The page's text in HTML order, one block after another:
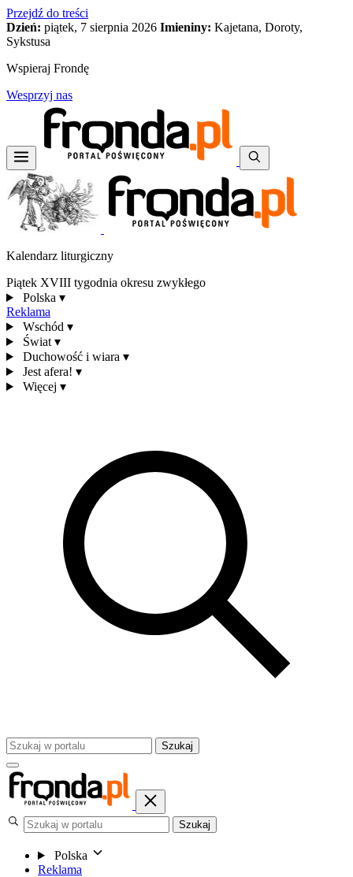
Przejdź do treści
Dzień: piątek, 7 sierpnia 2026 Imieniny: Kajetana, Doroty,
Sykstusa
Wspieraj Frondę
Wesprzyj nas
Kalendarz liturgiczny
Piątek XVIII tygodnia okresu zwykłego
Polska ▾
Reklama
Wschód ▾
Świat ▾
Duchowość i wiara ▾
Jest afera! ▾
Więcej ▾
Szukaj
Szukaj
Polska
Reklama